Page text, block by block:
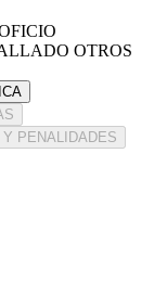
OTROS
Y PENALIDADES